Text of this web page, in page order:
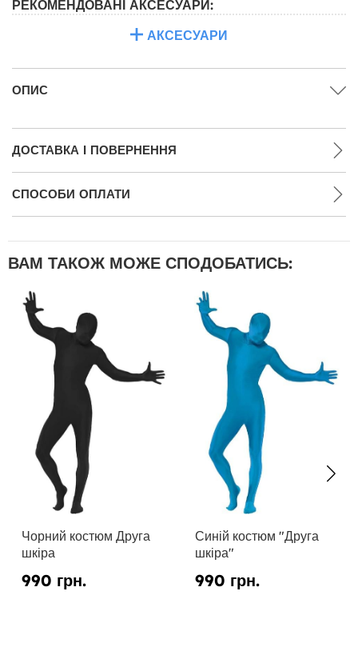
РЕКОМЕНДОВАНІ АКСЕСУАРИ:
АКСЕСУАРИ
ОПИС
ДОСТАВКА І ПОВЕРНЕННЯ
СПОСОБИ ОПЛАТИ
ВАМ ТАКОЖ МОЖЕ СПОДОБАТИСЬ:
Чорний костюм Друга
шкіра
990 грн.
Синій костюм "Друга
шкіра"
990 грн.